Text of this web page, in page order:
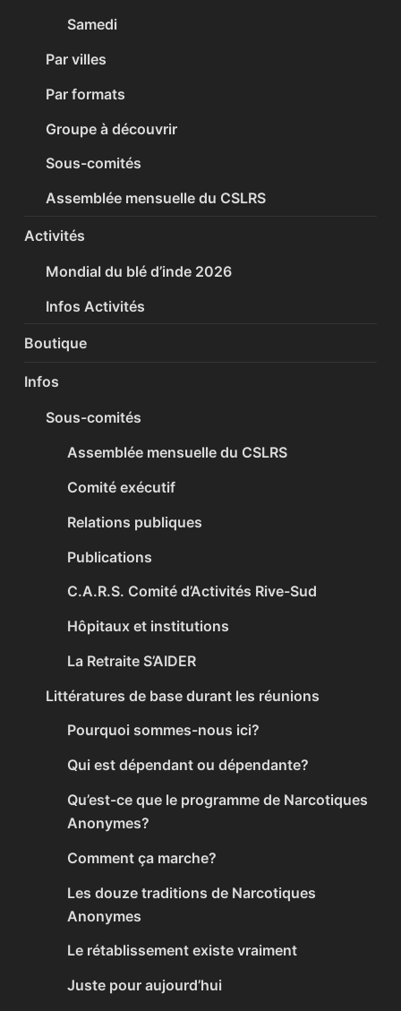
Samedi
Par villes
Par formats
Groupe à découvrir
Sous-comités
Assemblée mensuelle du CSLRS
Activités
Mondial du blé d’inde 2026
Infos Activités
Boutique
Infos
Sous-comités
Assemblée mensuelle du CSLRS
Comité exécutif
Relations publiques
Publications
C.A.R.S. Comité d’Activités Rive-Sud
Hôpitaux et institutions
La Retraite S’AIDER
Littératures de base durant les réunions
Pourquoi sommes-nous ici?
Qui est dépendant ou dépendante?
Qu’est-ce que le programme de Narcotiques
Anonymes?
Comment ça marche?
Les douze traditions de Narcotiques
Anonymes
Le rétablissement existe vraiment
Juste pour aujourd’hui